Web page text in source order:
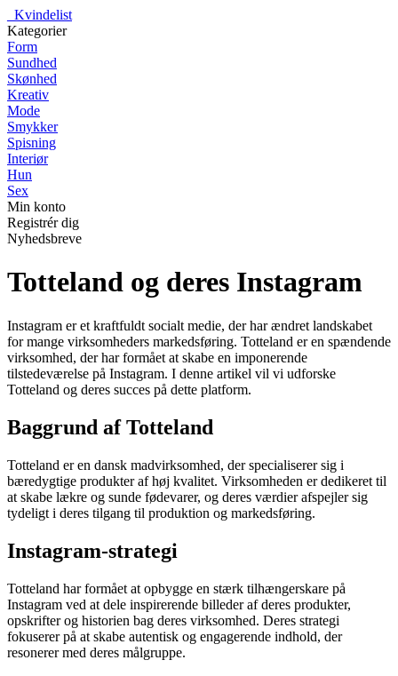
Kvindelist
Kategorier
Form
Sundhed
Skønhed
Kreativ
Mode
Smykker
Spisning
Interiør
Hun
Sex
Min konto
Registrér dig
Nyhedsbreve
Totteland og deres Instagram
Instagram er et kraftfuldt socialt medie, der har ændret landskabet
for mange virksomheders markedsføring. Totteland er en spændende
virksomhed, der har formået at skabe en imponerende
tilstedeværelse på Instagram. I denne artikel vil vi udforske
Totteland og deres succes på dette platform.
Baggrund af Totteland
Totteland er en dansk madvirksomhed, der specialiserer sig i
bæredygtige produkter af høj kvalitet. Virksomheden er dedikeret til
at skabe lækre og sunde fødevarer, og deres værdier afspejler sig
tydeligt i deres tilgang til produktion og markedsføring.
Instagram-strategi
Totteland har formået at opbygge en stærk tilhængerskare på
Instagram ved at dele inspirerende billeder af deres produkter,
opskrifter og historien bag deres virksomhed. Deres strategi
fokuserer på at skabe autentisk og engagerende indhold, der
resonerer med deres målgruppe.